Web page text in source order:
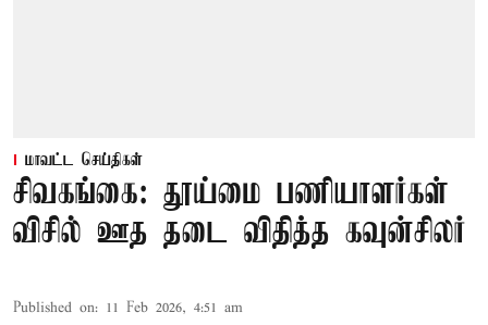
மாவட்ட செய்திகள்
சிவகங்கை: தூய்மை பணியாளர்கள்
விசில் ஊத தடை விதித்த கவுன்சிலர்
Published on: 11 Feb 2026, 4:51 am